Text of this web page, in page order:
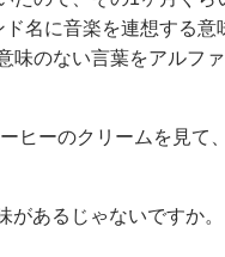
名に音楽を連想する
味のない言葉をアルフ
ヒーのクリームを見て
があるじゃないですか